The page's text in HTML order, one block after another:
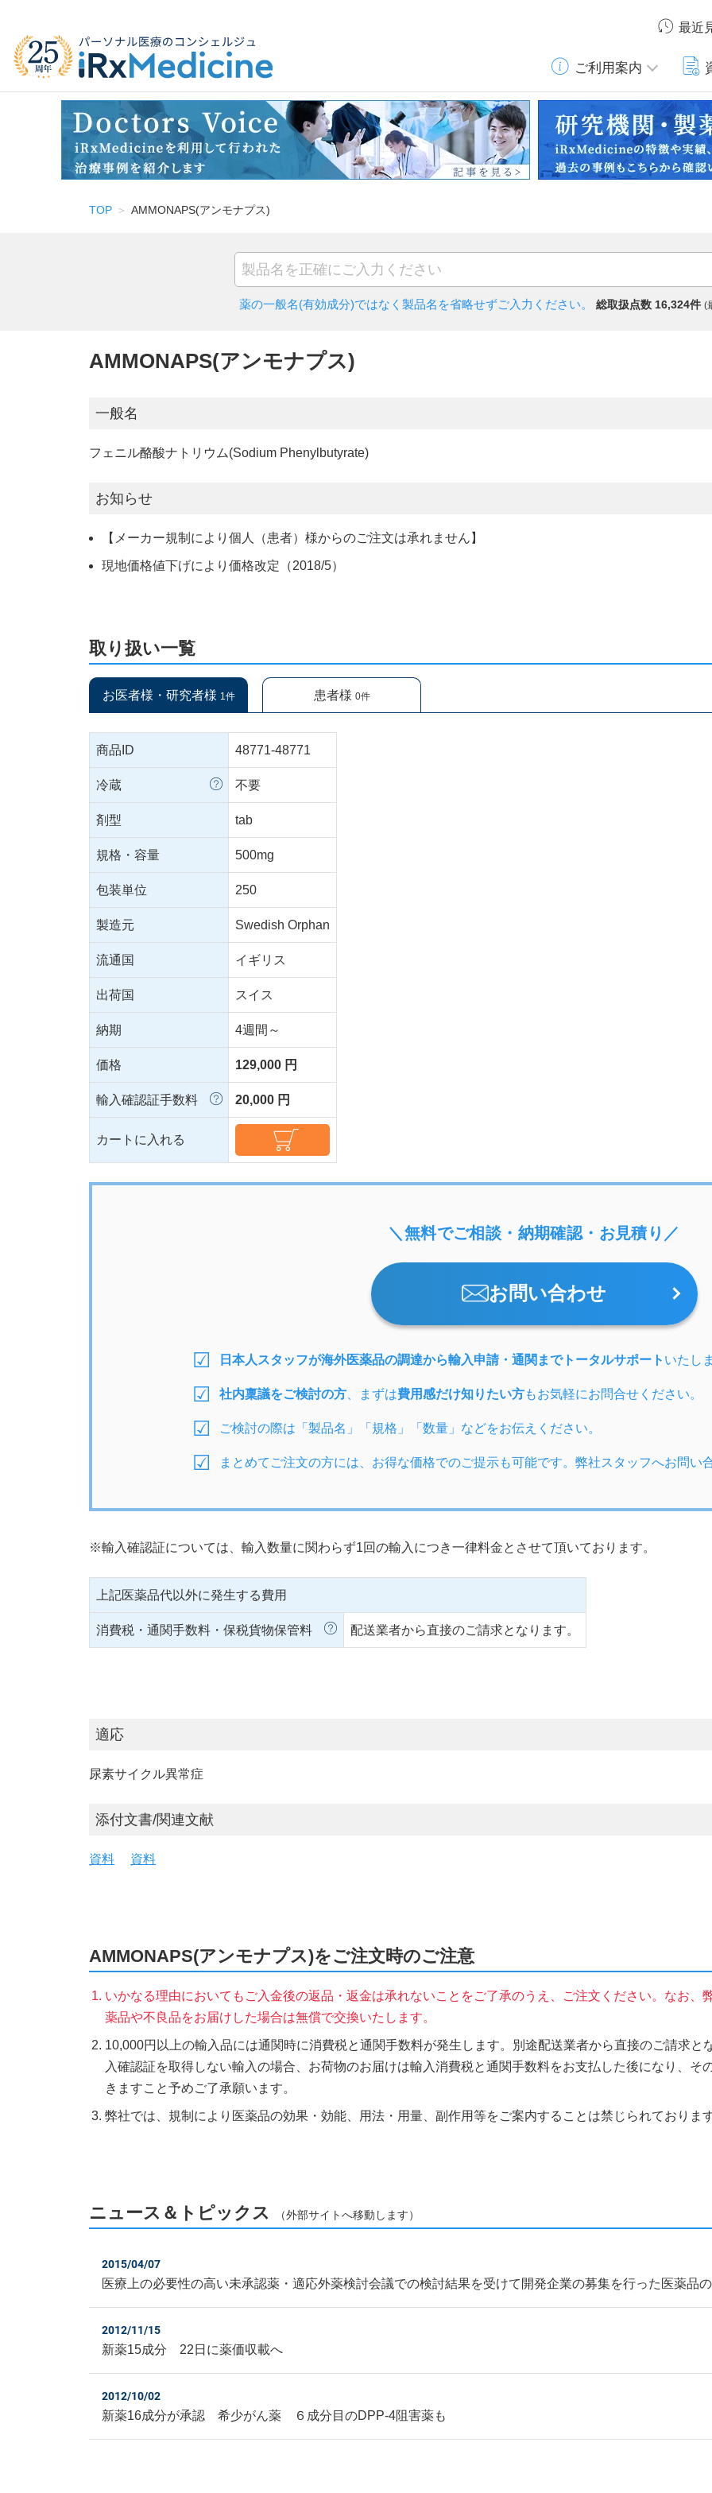
最近
ご利用案内
TOP AMMONAPS(アンモナプス)
薬の一般名(有効成分)ではなく 製品名を省略せずご入力ください。 総取扱点数 16,324件 (
AMMONAPS(アンモナプス)
一般名
フェニル酪酸ナトリウム(Sodium Phenylbutyrate)
お知らせ
【メーカー規制により個人（患者）様からのご注文は承れません】
現地価格値下げにより価格改定（2018/5）
取り扱い一覧
お医者様・研究者様 1件 患者様 0件
商品ID 48771-48771
冷蔵 不要
剤型 tab
規格・容量 500mg
包装単位 250
製造元 Swedish Orphan
流通国 イギリス
出荷国 スイス
納期 4週間～
価格 129,000 円
輸入確認証手数料 20,000 円
カートに入れる
＼無料でご相談・納期確認・お見積り／
お問い合わせ
日本人スタッフが海外医薬品の調達から輸入申請・通関までトータルサポート いたし
社内稟議をご検討の方 、まずは費用感だけ知りたい方もお気軽にお問合せください。
ご検討の際は「製品名」「規格」「数量」などをお伝えください。
まとめてご注文の方には、お得な価格でのご提示も可能です。弊社スタッフへお問い
※輸入確認証については、輸入数量に関わらず1回の輸入につき一律料金とさせて頂いております。
上記医薬品代以外に発生する費用
消費税・通関手数料・保税貨物保管料 配送業者から直接のご請求となります。
適応
尿素サイクル異常症
添付文書/関連文献
資料 資料
AMMONAPS(アンモナプス)をご注文時のご注意
いかなる理由においてもご入金後の返品・返金は承れないことをご了承のうえ、ご注文ください。なお、
薬品や不良品をお届けした場合は無償で交換いたします。
10,000円以上の輸入品には通関時に消費税と通関手数料が発生します。別途配送業者から直接のご請求
入確認証を取得しない輸入の場合、お荷物のお届けは輸入消費税と通関手数料をお支払した後になり、そ
きますこと予めご了承願います。
弊社では、規制により医薬品の効果・効能、用法・用量、副作用等をご案内することは禁じられておりま
ニュース＆トピックス （外部サイトへ移動します）
2015/04/07
医療上の必要性の高い未承認薬・適応外薬検討会議での検討結果を受けて開発企業の募集を行った医薬品
2012/11/15
新薬15成分 22日に薬価収載へ
2012/10/02
新薬16成分が承認 希少がん薬 ６成分目のDPP-4阻害薬も